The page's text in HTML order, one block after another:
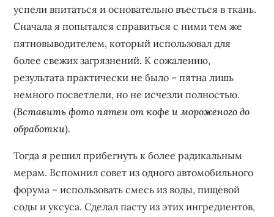
успели впитаться и основательно въесться в ткань.
Сначала я попытался справиться с ними тем же
пятновыводителем‚ который использовал для
более свежих загрязнений. К сожалению‚
результата практически не было – пятна лишь
немного посветлели‚ но не исчезли полностью.
(Вставить фото пятен от кофе и мороженого до
обработки).
Тогда я решил прибегнуть к более радикальным
мерам. Вспомнил совет из одного автомобильного
форума – использовать смесь из воды‚ пищевой
соды и уксуса. Сделал пасту из этих ингредиентов‚